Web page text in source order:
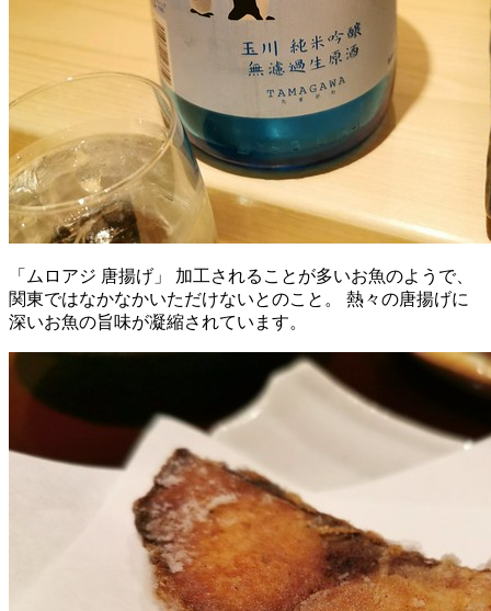
「ムロアジ 唐揚げ」 加工されることが多いお魚のようで、
関東ではなかなかいただけないとのこと。 熱々の唐揚げに
深いお魚の旨味が凝縮されています。